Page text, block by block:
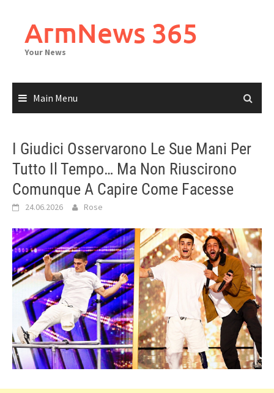
contentArmNews 365
Your News
Main Menu
I Giudici Osservarono Le Sue Mani Per
Tutto Il Tempo… Ma Non Riuscirono
Comunque A Capire Come Facesse
24.06.2026 Rose